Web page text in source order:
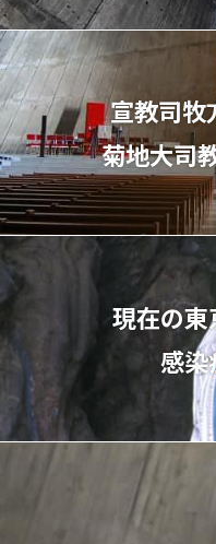
宣教司牧
菊地⼤司
現在の
感染